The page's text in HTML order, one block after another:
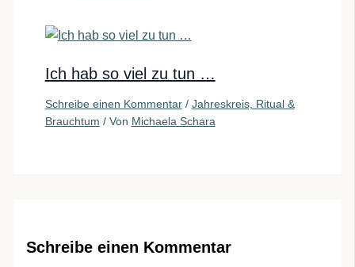
Ich hab so viel zu tun …
Schreibe einen Kommentar / Jahreskreis, Ritual &
Brauchtum / Von Michaela Schara
Schreibe einen Kommentar